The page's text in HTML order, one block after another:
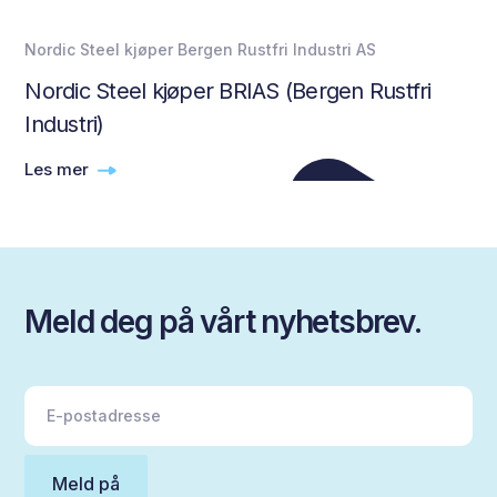
Nordic Steel kjøper Bergen Rustfri Industri AS
Nordic Steel kjøper BRIAS (Bergen Rustfri
Industri)
Les mer
Meld deg på vårt nyhetsbrev.